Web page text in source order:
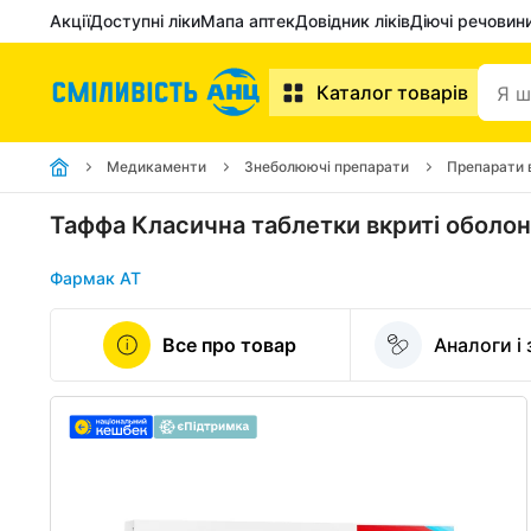
АкціїДоступні лікиМапа аптекДовідник ліківДіючі
Каталог товарів
Медикаменти Знеболюючі препарати Препарати
Таффа Класична таблетки вкриті
Фармак АТ
Все про товар Аналоги і